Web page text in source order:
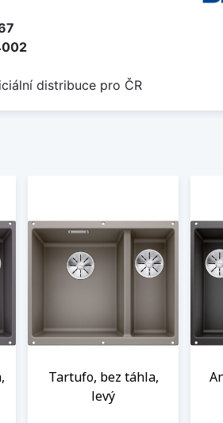
distribuce pro ČR
Tartufo, bez táhla,
levý